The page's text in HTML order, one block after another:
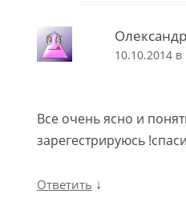
Олександр
10.10.2014 в
Все очень ясно и
зарегестрируюсь
Ответить ↓